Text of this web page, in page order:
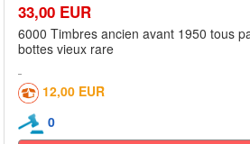
33,00 EUR
6000 Timbres ancien avant 1950 tous
bottes vieux rare
12,00 EUR
0